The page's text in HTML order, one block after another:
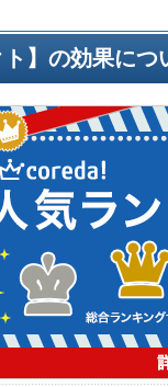
】の効果につ